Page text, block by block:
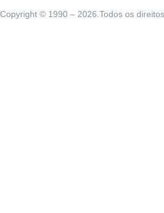
Copyright © 1990 – 2026.Todos os